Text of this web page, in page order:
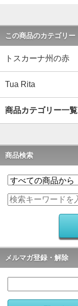
この商品のカテゴリー
トスカーナ州の赤
Tua Rita
商品カテゴリー一覧
商品検索
メルマガ登録・解除